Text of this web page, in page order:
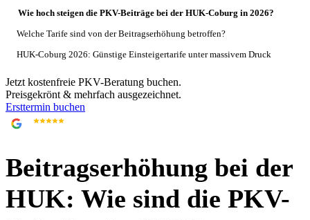
Wie hoch steigen die PKV-Beiträge bei der HUK-Coburg in 2026?
Welche Tarife sind von der Beitragserhöhung betroffen?
HUK-Coburg 2026: Günstige Einsteigertarife unter massivem Druck
Jetzt kostenfreie PKV-Beratung buchen.
Preisgekrönt & mehrfach ausgezeichnet.
Ersttermin buchen
Beitragserhöhung bei der
HUK: Wie sind die PKV-